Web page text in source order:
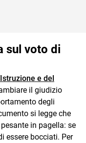
sul voto di
e del
il giudizio
degli
si legge che
in pagella: se
essere bocciati. Per